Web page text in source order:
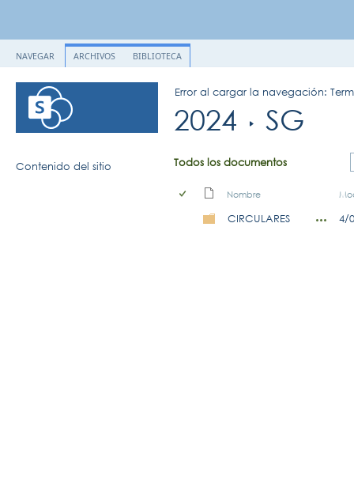
NAVEGAR ARCHIVOS BIBLIOTECA
Error al cargar la navegación:
2024 SG
Contenido del sitio Todos los documentos
Nombre
CIRCULARES 4/